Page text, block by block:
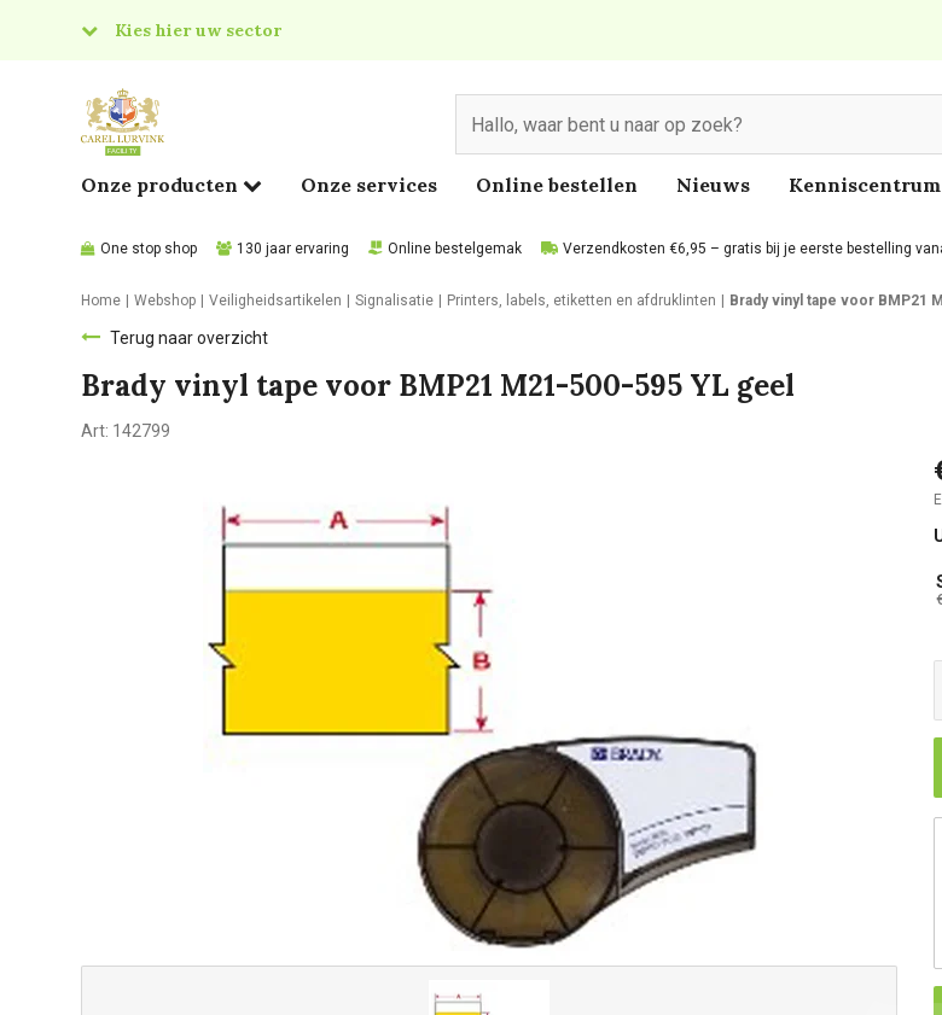
Kies hier uw sector
Food
Onze producten Onze services Online bestellen Nieuws Kenniscentrum
One stop shop 130 jaar ervaring Online bestelgemak Verzendkosten €6,95 – gratis bij je eerste bestelling
Home Webshop Veiligheidsartikelen Signalisatie Printers, labels, etiketten en afdruklinten Brady vinyl tape voor BMP21
Terug naar overzicht
Brady vinyl tape voor BMP21 M21-500-595 YL geel
Art: 142799